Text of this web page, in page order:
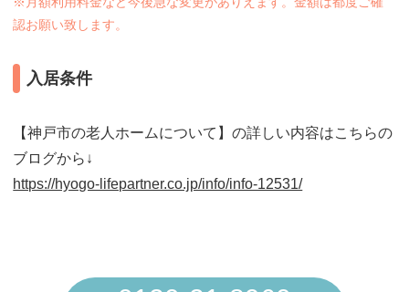
認お願い致します。
入居条件
【神戸市の老人ホームについて】の詳しい内容はこちらの
ブログから↓
https://hyogo-lifepartner.co.jp/info/info-12531/